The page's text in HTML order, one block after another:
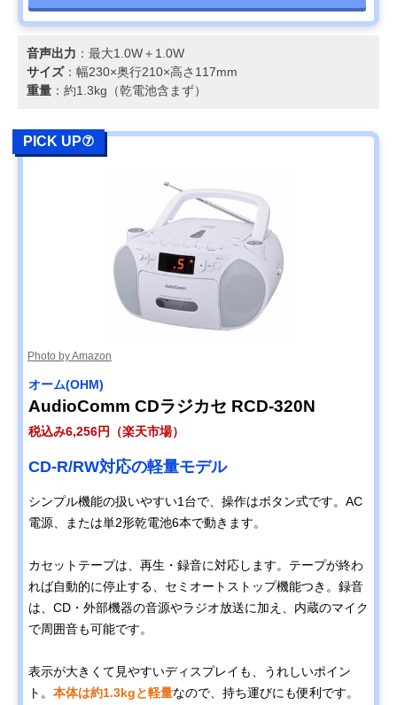
音声出力 ：最大1.0W＋1.0W
サイズ：幅230×奥行210×高さ117mm
重量 ：約1.3kg（乾電池含まず）
PICK UP⑦
Photo by Amazon
オーム(OHM)
AudioComm CDラジカセ RCD-320N
税込み6,256円（楽天市場）
CD-R/RW対応の軽量モデル
シンプル機能の扱いやすい1台で、操作はボタン式です。AC
電源、または単2形乾電池6本で動きます。
カセットテープは、再生・録音に対応します。テープが終わ
れば自動的に停止する、セミオートストップ機能つき。録音
は、CD・外部機器の音源やラジオ放送に加え、内蔵のマイク
で周囲音も可能です。
表示が大きくて見やすいディスプレイも、うれしいポイン
ト。 本体は約1.3kgと軽量なので、持ち運びにも便利です。